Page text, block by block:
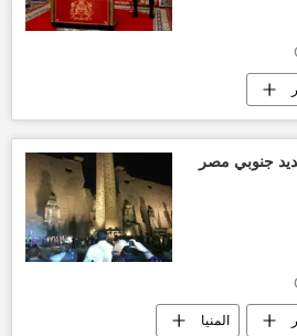
الملك محمد السادس
المتحدة
جنوبي مصر
المنيا